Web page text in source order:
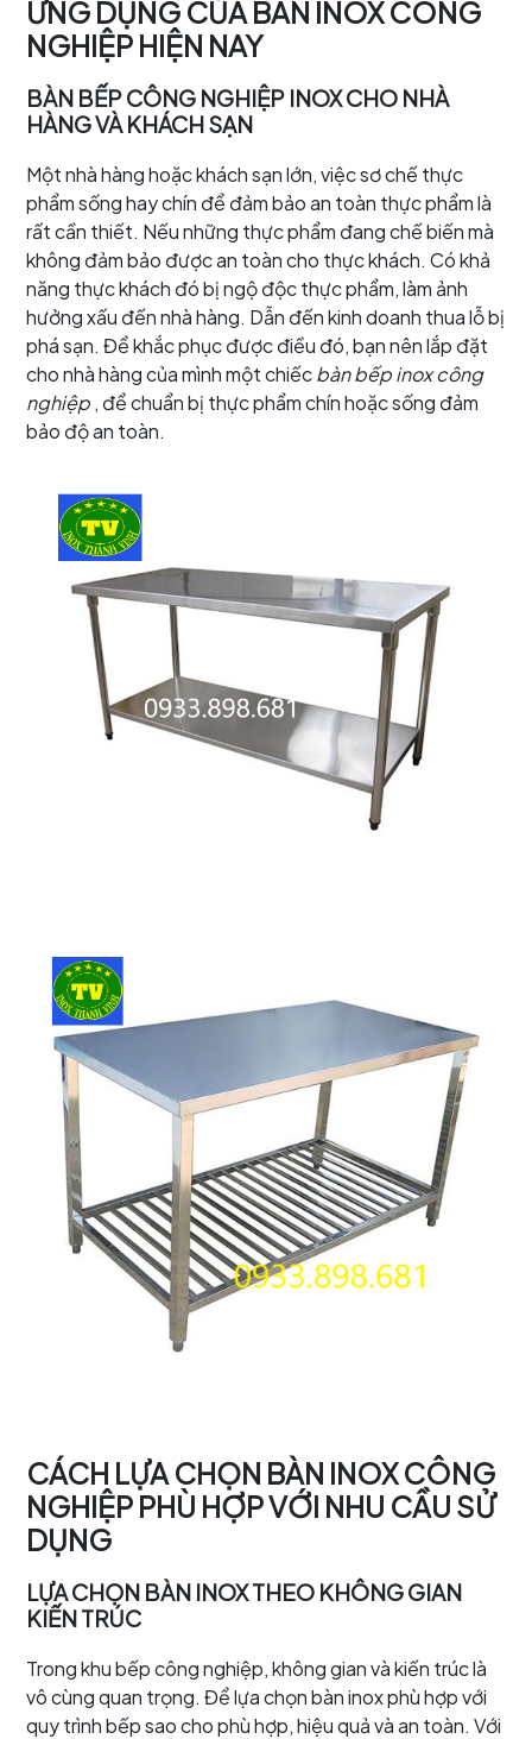
ỨNG DỤNG CỦA BÀN INOX CÔNG
NGHIỆP HIỆN NAY
BÀN BẾP CÔNG NGHIỆP INOX CHO NHÀ
HÀNG VÀ KHÁCH SẠN
Một nhà hàng hoặc khách sạn lớn, việc sơ chế thực
phẩm sống hay chín để đảm bảo an toàn thực phẩm là
rất cần thiết. Nếu những thực phẩm đang chế biến mà
không đảm bảo được an toàn cho thực khách. Có khả
năng thực khách đó bị ngộ độc thực phẩm, làm ảnh
hưởng xấu đến nhà hàng. Dẫn đến kinh doanh thua lỗ bị
phá sạn. Để khắc phục được điều đó, bạn nên lắp đặt
cho nhà hàng của mình một chiếcbàn bếp inox công
nghiệp , để chuẩn bị thực phẩm chín hoặc sống đảm
bảo độ an toàn.
CÁCH LỰA CHỌN BÀN INOX CÔNG
NGHIỆP PHÙ HỢP VỚI NHU CẦU SỬ
DỤNG
LỰA CHỌN BÀN INOX THEO KHÔNG GIAN
KIẾN TRÚC
Trong khu bếp công nghiệp, không gian và kiến trúc là
vô cùng quan trọng. Để lựa chọn bàn inox phù hợp với
quy trình bếp sao cho phù hợp, hiệu quả và an toàn. Với